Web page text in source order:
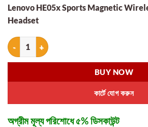
was:
is:
Lenovo HE05x Sports Magnetic
Headset
Lenovo HE05x Sports Magnetic Wireless
কার্টে যোগ করুন
BUY NOW
অগ্রীম মূল্য পরিশোধে ৫% ডিসকাউন্ট